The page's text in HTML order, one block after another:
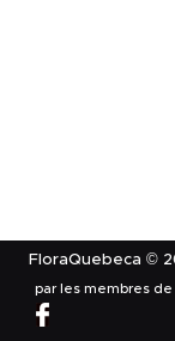
FloraQuebeca ©
par les membres de